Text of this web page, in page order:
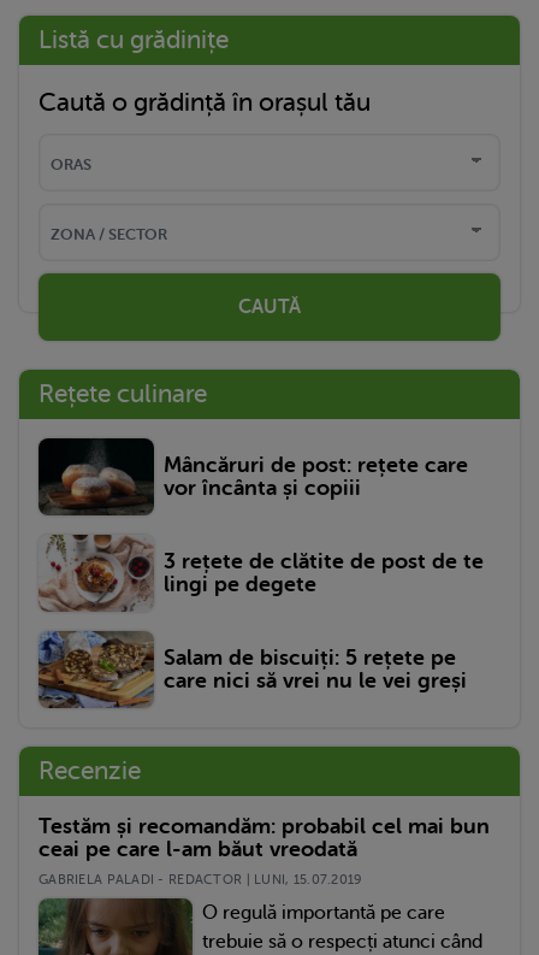
Listă cu grădinițe
Caută o grădință în orașul tău
CAUTĂ
Rețete culinare
Mâncăruri de post: rețete care
vor încânta și copiii
3 rețete de clătite de post de te
lingi pe degete
Salam de biscuiți: 5 rețete pe
care nici să vrei nu le vei greși
Recenzie
Testăm și recomandăm: probabil cel mai bun
ceai pe care l-am băut vreodată
GABRIELA PALADI - REDACTOR | LUNI, 15.07.2019
O regulă importantă pe care
trebuie să o respecți atunci când